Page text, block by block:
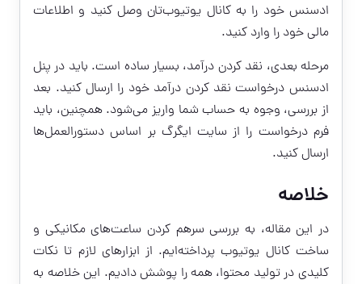
ادسنس خود را به کانال یوتیوب‌تان وصل کنید و اطلاعات
مالی خود را وارد کنید.
مرحله بعدی، نقد کردن درآمد، بسیار ساده است. باید در پنل
ادسنس درخواست نقد کردن درآمد خود را ارسال کنید. بعد
از بررسی، وجوه به حساب شما واریز می‌شود. همچنین، باید
فرم درخواست را از سایت ایگرگ بر اساس دستورالعمل‌ها
ارسال کنید.
خلاصه
در این مقاله، به بررسی سرهم کردن ساعت‌های مکانیکی و
ساخت کانال یوتیوب پرداخته‌ایم. از ابزارهای لازم تا نکات
کلیدی در تولید محتوا، همه را پوشش دادیم. این خلاصه به